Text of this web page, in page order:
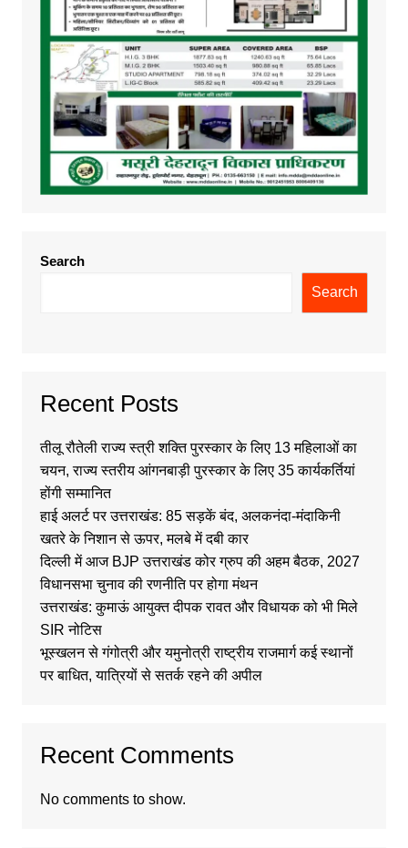
Search
Search
Recent Posts
तीलू रौतेली राज्य स्त्री शक्ति पुरस्कार के लिए 13 महिलाओं का
चयन, राज्य स्तरीय आंगनबाड़ी पुरस्कार के लिए 35 कार्यकर्तियां
होंगी सम्मानित
हाई अलर्ट पर उत्तराखंड: 85 सड़कें बंद, अलकनंदा-मंदाकिनी
खतरे के निशान से ऊपर, मलबे में दबी कार
दिल्ली में आज BJP उत्तराखंड कोर ग्रुप की अहम बैठक, 2027
विधानसभा चुनाव की रणनीति पर होगा मंथन
उत्तराखंड: कुमाऊं आयुक्त दीपक रावत और विधायक को भी मिले
SIR नोटिस
भूस्खलन से गंगोत्री और यमुनोत्री राष्ट्रीय राजमार्ग कई स्थानों
पर बाधित, यात्रियों से सतर्क रहने की अपील
Recent Comments
No comments to show.